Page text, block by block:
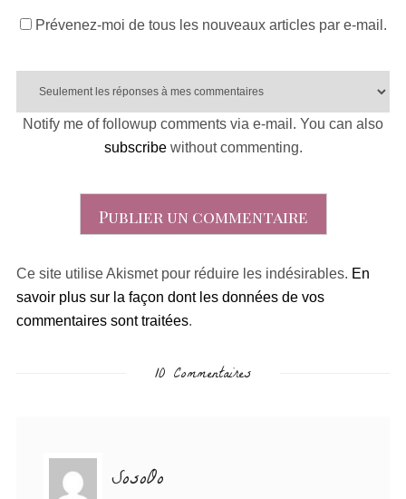
Prévenez-moi de tous les nouveaux articles par e-mail.
Notify me of followup comments via e-mail. You can also
subscribewithout commenting.
Ce site utilise Akismet pour réduire les indésirables. En
savoir plus sur la façon dont les données de vos
commentaires sont traitées.
10 Commentaires
SosoOo